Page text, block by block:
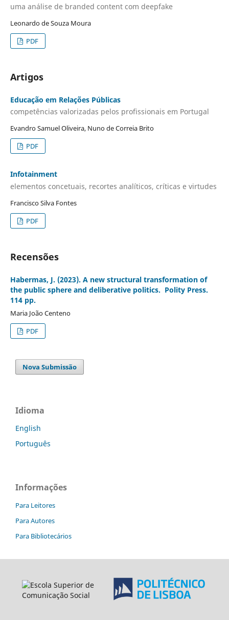
uma análise de branded content com deepfake
Leonardo de Souza Moura
PDF
Artigos
Educação em Relações Públicas
competências valorizadas pelos profissionais em Portugal
Evandro Samuel Oliveira, Nuno de Correia Brito
PDF
Infotainment
elementos concetuais, recortes analíticos, críticas e virtudes
Francisco Silva Fontes
PDF
Recensões
Habermas, J. (2023). A new structural transformation of
the public sphere and deliberative politics. Polity Press.
114 pp.
Maria João Centeno
PDF
Nova Submissão
Idioma
English
Português
Informações
Para Leitores
Para Autores
Para Bibliotecários